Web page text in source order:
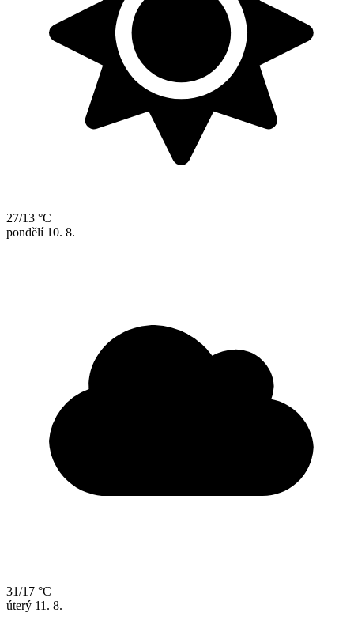
27/13 °C
pondělí 10. 8.
31/17 °C
úterý 11. 8.